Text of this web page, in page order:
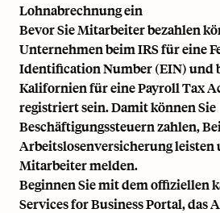
Lohnabrechnung ein
Bevor Sie Mitarbeiter bezahlen
Unternehmen beim IRS für eine
Identification Number (EIN) und
Kalifornien für eine Payroll Tax
registriert sein. Damit können Sie
Beschäftigungssteuern zahlen,
Arbeitslosenversicherung leisten
Mitarbeiter melden.
Beginnen Sie mit dem offiziellen
Services for Business Portal, das